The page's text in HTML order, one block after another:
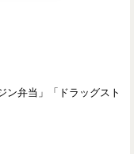
弁当」「ドラッグスト